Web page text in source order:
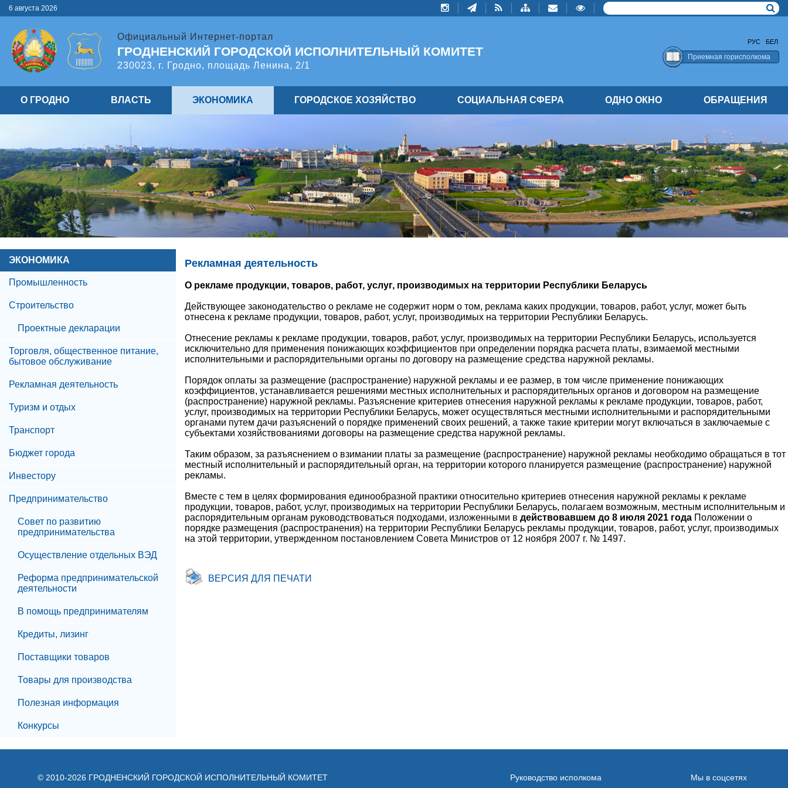
6 августа 2026
Официальный Интернет-портал
ГРОДНЕНСКИЙ ГОРОДСКОЙ ИСПОЛНИТЕЛЬНЫЙ КОМИТЕТ
230023, г. Гродно, площадь Ленина, 2/1
РУС БЕЛ
Приемная горисполкома
О ГРОДНО ВЛАСТЬ ЭКОНОМИКА ГОРОДСКОЕ ХОЗЯЙСТВО СОЦИАЛЬНАЯ СФЕРА ОДНО ОКНО ОБРАЩЕНИЯ
ЭКОНОМИКА
Промышленность
Строительство
Проектные декларации
Торговля, общественное питание,
бытовое обслуживание
Рекламная деятельность
Туризм и отдых
Транспорт
Бюджет города
Инвестору
Предпринимательство
Совет по развитию
предпринимательства
Осуществление отдельных ВЭД
Реформа предпринимательской
деятельности
В помощь предпринимателям
Кредиты, лизинг
Поставщики товаров
Товары для производства
Полезная информация
Конкурсы
Рекламная деятельность
О рекламе продукции, товаров, работ, услуг, производимых на территории Республики Беларусь
Действующее законодательство о рекламе не содержит норм о том, реклама каких продукции, товаров, работ, услуг, может быть
отнесена к рекламе продукции, товаров, работ, услуг, производимых на территории Республики Беларусь.
Отнесение рекламы к рекламе продукции, товаров, работ, услуг, производимых на территории Республики Беларусь, используется
исключительно для применения понижающих коэффициентов при определении порядка расчета платы, взимаемой местными
исполнительными и распорядительными органы по договору на размещение средства наружной рекламы.
Порядок оплаты за размещение (распространение) наружной рекламы и ее размер, в том числе применение понижающих
коэффициентов, устанавливается решениями местных исполнительных и распорядительных органов и договором на размещение
(распространение) наружной рекламы. Разъяснение критериев отнесения наружной рекламы к рекламе продукции, товаров, работ,
услуг, производимых на территории Республики Беларусь, может осуществляться местными исполнительными и распорядительными
органами путем дачи разъяснений о порядке применений своих решений, а также такие критерии могут включаться в заключаемые с
субъектами хозяйствованиями договоры на размещение средства наружной рекламы.
Таким образом, за разъяснением о взимании платы за размещение (распространение) наружной рекламы необходимо обращаться в тот
местный исполнительный и распорядительный орган, на территории которого планируется размещение (распространение) наружной
рекламы.
Вместе с тем в целях формирования единообразной практики относительно критериев отнесения наружной рекламы к рекламе
продукции, товаров, работ, услуг, производимых на территории Республики Беларусь, полагаем возможным, местным исполнительным и
распорядительным органам руководствоваться подходами, изложенными в действовавшем до 8 июля 2021 года Положении о
порядке размещения (распространения) на территории Республики Беларусь рекламы продукции, товаров, работ, услуг, производимых
на этой территории, утвержденном постановлением Совета Министров от 12 ноября 2007 г. № 1497.
ВЕРСИЯ ДЛЯ ПЕЧАТИ
© 2010-2026 ГРОДНЕНСКИЙ ГОРОДСКОЙ ИСПОЛНИТЕЛЬНЫЙ КОМИТЕТ
Руководство исполкома
Мы в соцсетях